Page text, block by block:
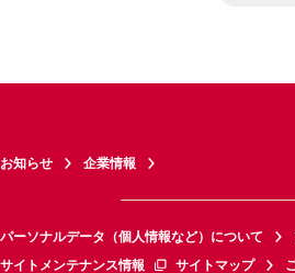
お知らせ 企業情報
パーソナルデータ（個人情報など）について
サイトメンテナンス情報
サイトマップ